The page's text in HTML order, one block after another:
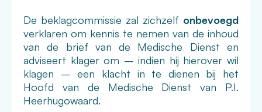
De beklagcommissie zal zichzelf onbevoegd
verklaren om kennis te nemen van de inhoud
van de brief van de Medische Dienst en
adviseert klager om – indien hij hierover wil
klagen – een klacht in te dienen bij het
Hoofd van de Medische Dienst van P.I.
Heerhugowaard.